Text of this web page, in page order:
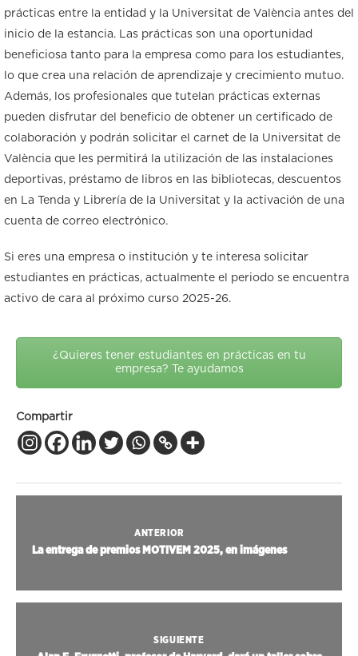
prácticas entre la entidad y la Universitat de València antes del
inicio de la estancia. Las prácticas son una oportunidad
beneficiosa tanto para la empresa como para los estudiantes,
lo que crea una relación de aprendizaje y crecimiento mutuo.
Además, los profesionales que tutelan prácticas externas
pueden disfrutar del beneficio de obtener un certificado de
colaboración y podrán solicitar el carnet de la Universitat de
València que les permitirá la utilización de las instalaciones
deportivas, préstamo de libros en las bibliotecas, descuentos
en La Tenda y Librería de la Universitat y la activación de una
cuenta de correo electrónico.
Si eres una empresa o institución y te interesa solicitar
estudiantes en prácticas, actualmente el periodo se encuentra
activo de cara al próximo curso 2025-26.
¿Quieres tener estudiantes en prácticas en tu
empresa? Te ayudamos
Compartir
ANTERIOR
La entrega de premios MOTIVEM 2025, en imágenes
SIGUIENTE